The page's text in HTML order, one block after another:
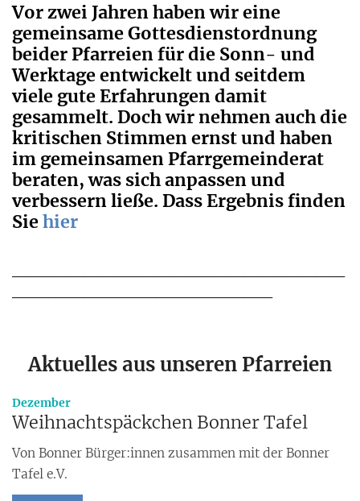
Vor zwei Jahren haben wir eine
gemeinsame Gottesdienstordnung
beider Pfarreien für die Sonn- und
Werktage entwickelt und seitdem
viele gute Erfahrungen damit
gesammelt. Doch wir nehmen auch die
kritischen Stimmen ernst und haben
im gemeinsamen Pfarrgemeinderat
beraten, was sich anpassen und
verbessern ließe. Dass Ergebnis finden
Siehier
Aktuelles aus unseren Pfarreien
Dezember:
Weihnachtspäckchen Bonner Tafel
Von Bonner Bürger:innen zusammen mit der Bonner
Tafel e.V.